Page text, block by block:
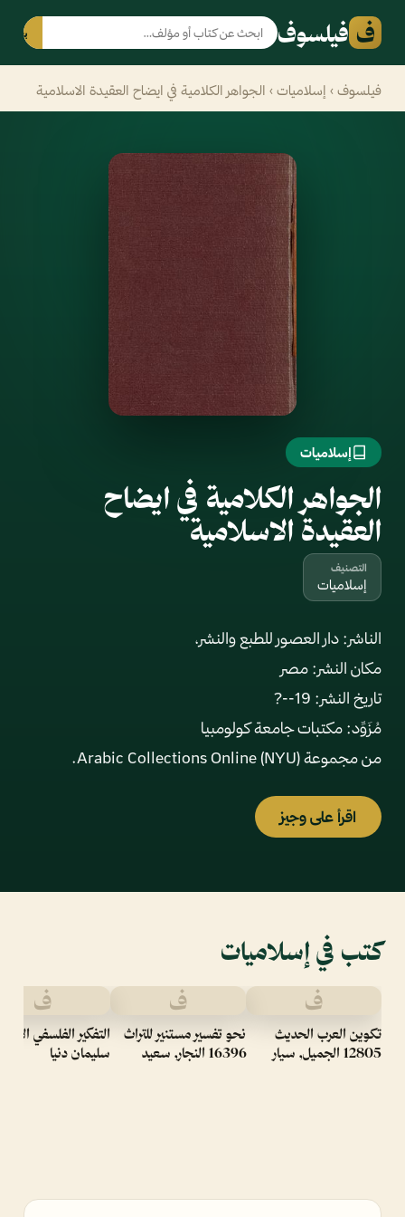
ف فيلسوف بحث
فيلسوف › إسلاميات › الجواهر الكلامية في ايضاح العقيدة الاسلامية
إسلاميات
الجواهر الكلامية في ايضاح
العقيدة الاسلامية
التصنيف
إسلاميات
من مجموعة Arabic Collections Online (NYU).
اقرأ على وجيز
كتب في إسلاميات
ف
تكوين العرب الحديث
12805 الجميل, سيار
ف
نحو تفسير مستنير للتراث
16396 النجار, سعيد
ف
التفكير الفلسفي
سليمان دنيا